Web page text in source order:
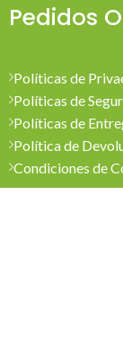
Pedidos
Políticas de
Políticas de
Políticas de
Política de
Condiciones de